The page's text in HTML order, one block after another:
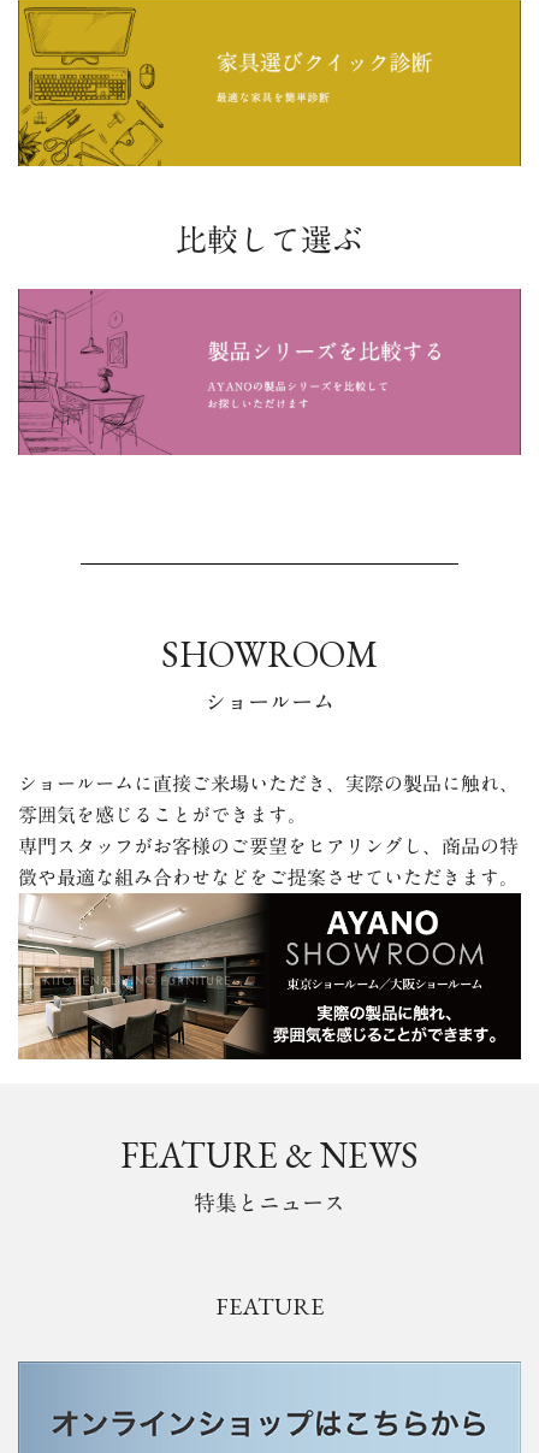
比較して選ぶ
SHOWROOM
ショールーム
ショールームに直接ご来場いただき、実際の製品に触れ、
雰囲気を感じることができます。
専門スタッフがお客様のご要望をヒアリングし、商品の特
徴や最適な組み合わせなどをご提案させていただきます。
FEATURE & NEWS
特集とニュース
FEATURE